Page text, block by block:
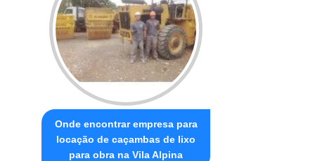
Onde encontrar empresa para
locação de caçambas de lixo
para obra na Vila Alpina